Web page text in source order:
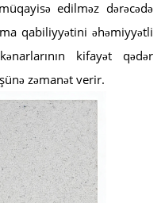
edilməz dərəcədə
qabiliyyətini əhəmiyyətli
kifayət qədər
zəmanət verir.